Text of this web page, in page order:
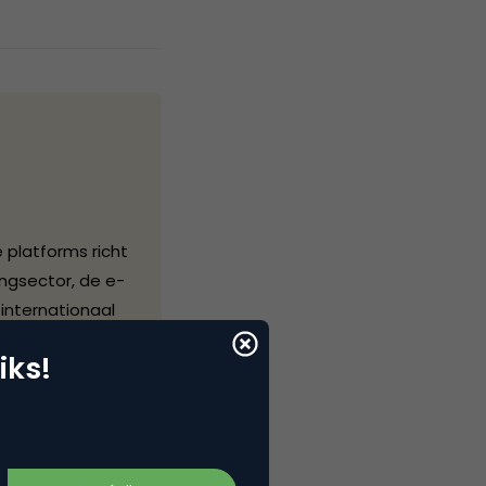
platforms richt
de e-
en